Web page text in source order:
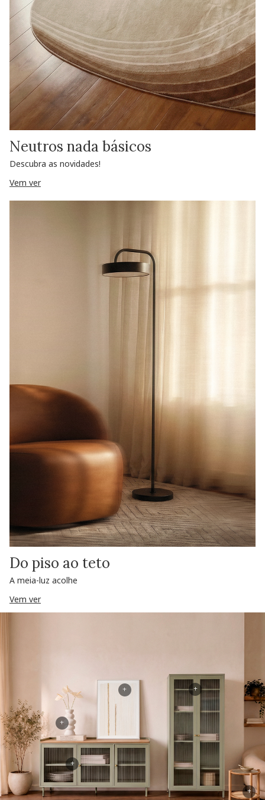
Neutros nada básicos
Descubra as novidades!
Vem ver
Do piso ao teto
A meia-luz acolhe
Vem ver
+
+
+
+
+